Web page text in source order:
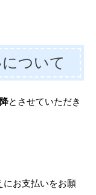
ついて
とさせていただき
にお支払いをお願